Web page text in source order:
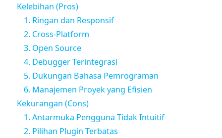
Kelebihan (Pros)
1. Ringan dan Responsif
2. Cross-Platform
3. Open Source
4. Debugger Terintegrasi
5. Dukungan Bahasa Pemrograman
6. Manajemen Proyek yang Efisien
Kekurangan (Cons)
1. Antarmuka Pengguna Tidak Intuitif
2. Pilihan Plugin Terbatas